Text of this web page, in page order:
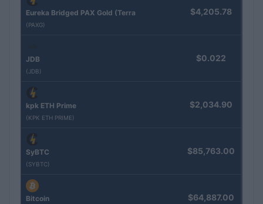
Eureka Bridged PAX Gold (Terra
(PAXG)
$4,205.78
JDB
(JDB)
$0.022
kpk ETH Prime
(KPK ETH PRIME)
$2,034.90
SyBTC
(SYBTC)
$85,763.00
Bitcoin $64,887.00